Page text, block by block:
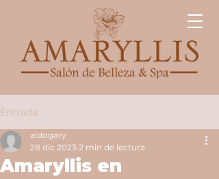
Entrada
Amaryllis en
aldogary
28 dic 2023 2 min de lectura